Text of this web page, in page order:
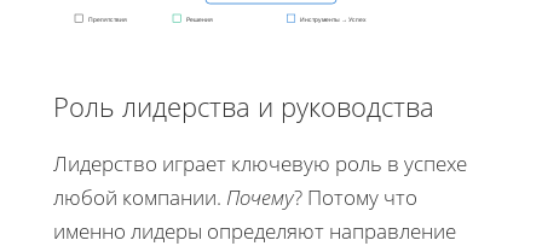
Препятствия Решения Инструменты → Успех
Роль лидерства и руководства
Лидерство играет ключевую роль в успехе
любой компании. Почему? Потому что
именно лидеры определяют направление